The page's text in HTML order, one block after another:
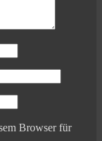
Browser für